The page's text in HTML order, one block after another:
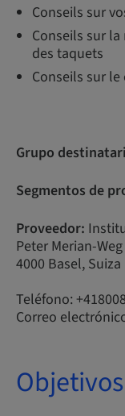
Conseils sur
Conseils sur
des taquets
Conseils sur
Grupo
Segmentos de
Proveedor:
Peter Merian-
4000 Basel, Suiza
Teléfono:
Correo